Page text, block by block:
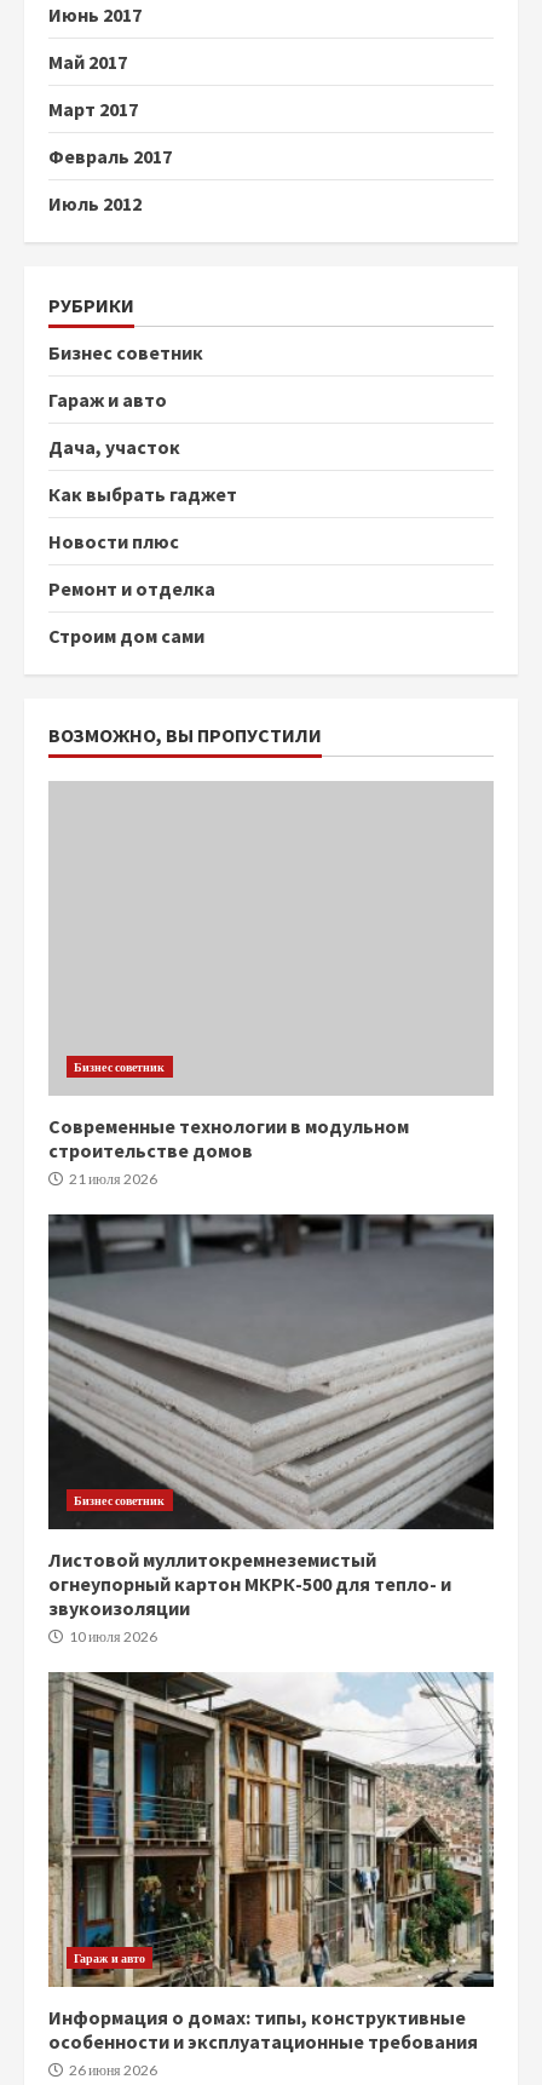
Июнь 2017
Май 2017
Март 2017
Февраль 2017
Июль 2012
РУБРИКИ
Бизнес советник
Гараж и авто
Дача, участок
Как выбрать гаджет
Новости плюс
Ремонт и отделка
Строим дом сами
ВОЗМОЖНО, ВЫ ПРОПУСТИЛИ
Бизнес советник
Современные технологии в модульном
строительстве домов
21 июля 2026
Бизнес советник
Листовой муллитокремнеземистый
огнеупорный картон МКРК-500 для тепло- и
звукоизоляции
10 июля 2026
Гараж и авто
Информация о домах: типы, конструктивные
особенности и эксплуатационные требования
26 июня 2026